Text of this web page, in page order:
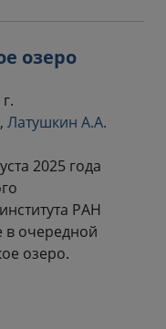
озеро
, Латушкин А.А.
2025 года
РАН
в очередной
озеро.